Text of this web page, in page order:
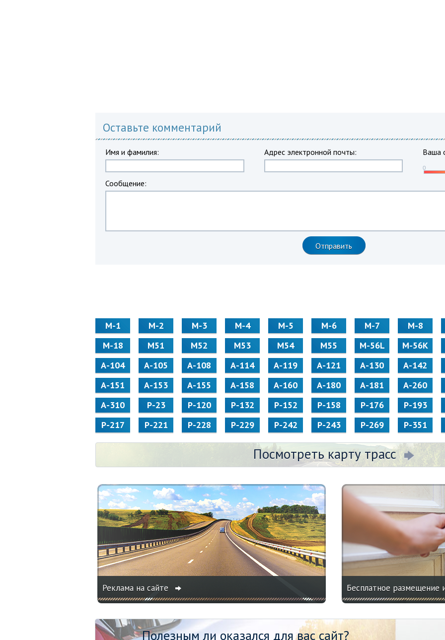
Оставьте комментарий
Имя и фамилия: Адрес электронной почты: Ваша
Сообщение:
М-1 М-2 М-3 М-4 М-5 М-6 М-7 М-8
М-18
М51 М52 М53 М54 М55 M-56L M-56K
А-104
А-105 А-108 А-114 А-119 А-121 А-130 А-142
А-151
А-153 А-155 А-158 А-160 А-180 А-181 А-260
А-310
Р-23 Р-120 Р-132 Р-152 Р-158 Р-176 Р-193
Р-217
Р-221 Р-228 Р-229 Р-242 Р-243 Р-269 Р-351
Посмотреть карту трасс
Реклама на сайте Бесплатное
Полезным ли оказался для вас сайт?